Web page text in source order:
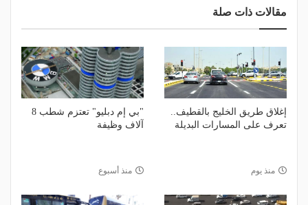
مقالات ذات صلة
إغلاق طريق الخليج بالقطيف..
تعرف على المسارات البديلة
منذ يوم
"بي إم دبليو" تعتزم شطب 8
آلاف وظيفة
منذ أسبوع